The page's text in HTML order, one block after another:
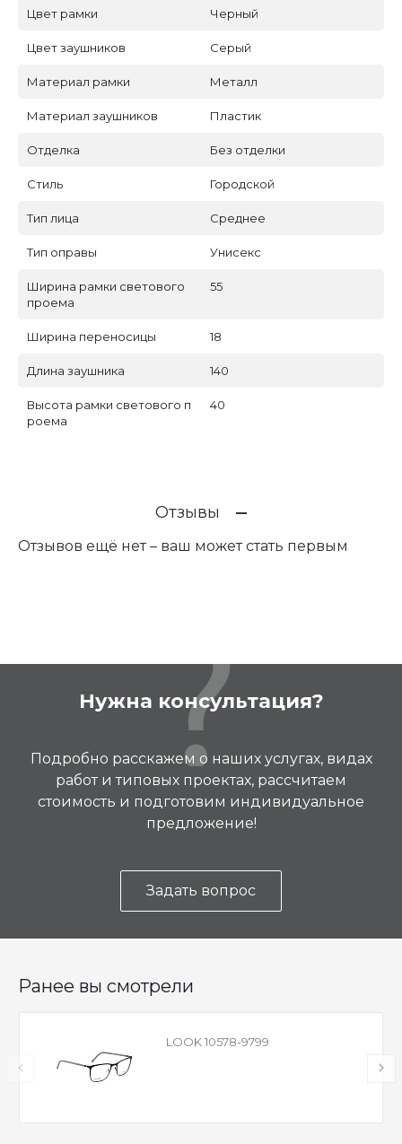
Цвет рамки Черный
Цвет заушников Серый
Материал рамки Металл
Материал заушников Пластик
Отделка Без отделки
Стиль Городской
Тип лица Среднее
Тип оправы Унисекс
Ширина рамки светового
проема
55
Ширина переносицы 18
Длина заушника 140
Высота рамки светового п
роема
40
Отзывы
Отзывов ещё нет – ваш может стать первым
Нужна консультация?
Подробно расскажем о наших услугах, видах
работ и типовых проектах, рассчитаем
стоимость и подготовим индивидуальное
предложение!
Задать вопрос
Ранее вы смотрели
LOOK 10578-9799